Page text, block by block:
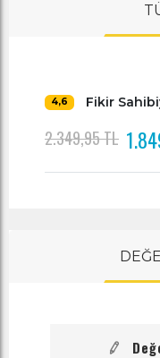
4,6 Fikir
2.349,95 TL